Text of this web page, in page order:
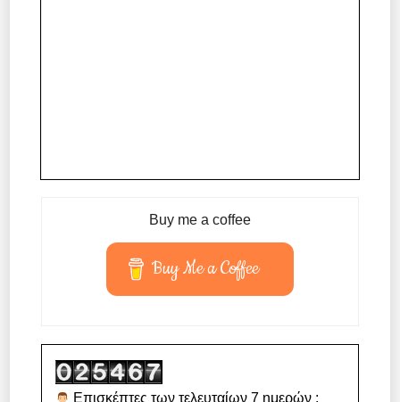
Buy me a coffee
Buy Me a Coffee
Επισκέπτες των τελευταίων 7 ημερών :